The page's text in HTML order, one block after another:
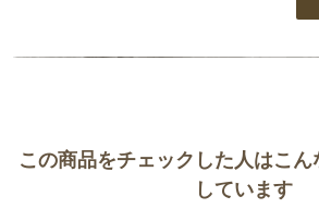
その違いはファッション音痴の私でもよく
この商品をチェックした人はこ
しています